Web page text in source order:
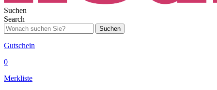
Suchen
Search
Suchen
Gutschein
0
Merkliste